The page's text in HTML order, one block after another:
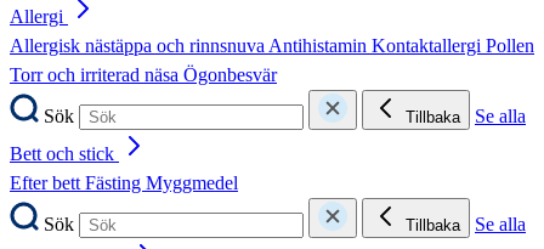
Allergi
Allergisk nästäppa och rinnsnuvaAntihistamin Kontaktallergi Pollen
Torr och irriterad näsa Ögonbesvär
Sök
Tillbaka
Se alla
Bett och stick
Efter bettFästing Myggmedel
Sök
Tillbaka
Se alla